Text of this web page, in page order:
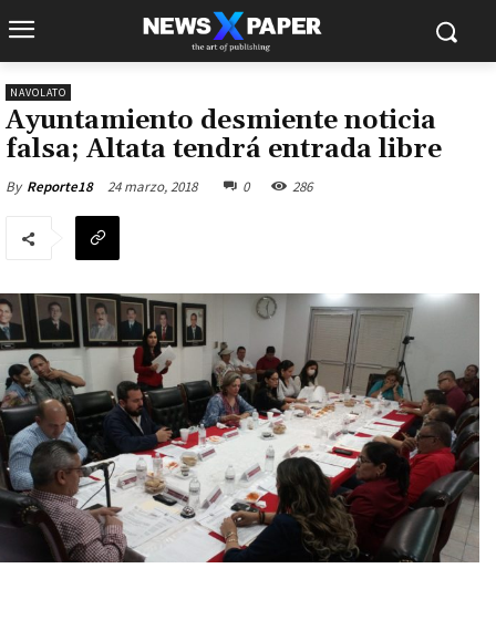
NAVOLATO
Ayuntamiento desmiente noticia
falsa; Altata tendrá entrada libre
By Reporte18 24 marzo, 2018 0 286